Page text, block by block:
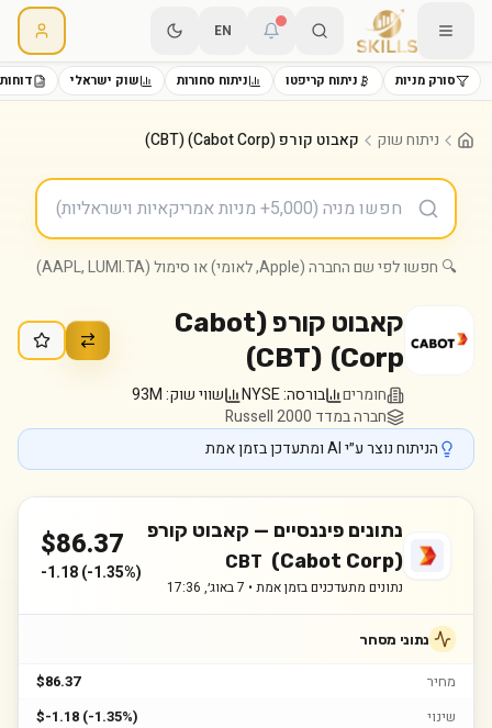
EN
סורק מניות ניתוח קריפטו ניתוח סחורות שוק ישראלי
ניתוח שוק קאבוט קורפ (Cabot Corp) (CBT)
🔍 חפשו לפי שם החברה (Apple, לאומי) או סימול (AAPL, LUMI.TA)
קאבוט קורפ (Cabot
Corp)
(
CBT
)
חומרים בורסה:NYSE שווי שוק:93M
חברה במדד Russell 2000
הניתוח נוצר ע״י AI ומתעדכן בזמן אמת
נתונים פיננסיים — קאבוט קורפ
(Cabot Corp)
CBT
נתונים מתעדכנים בזמן אמת • 7 באוג׳, 17:36
$86.37
-1.18(-1.35%)
נתוני מסחר
מחיר
$86.37
שינוי
$-1.18 (-1.35%)